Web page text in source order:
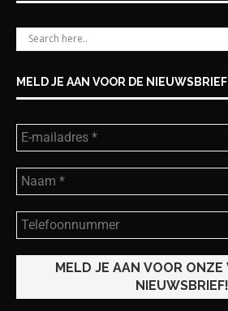
MELD JE AAN VOOR DE NIEUWSBRIEF